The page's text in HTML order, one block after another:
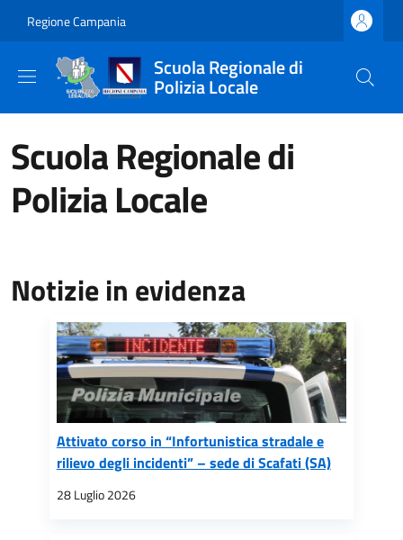
Regione Campania
Scuola Regionale di
Polizia Locale
Scuola Regionale di
Polizia Locale
Notizie in evidenza
Attivato corso in “Infortunistica stradale e
rilievo degli incidenti” – sede di Scafati (SA)
28 Luglio 2026